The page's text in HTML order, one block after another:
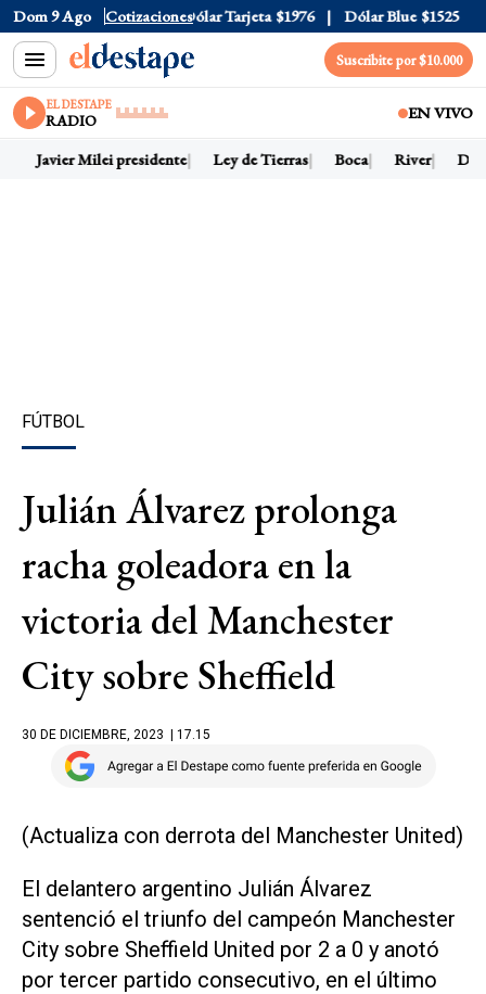
Dom 9 Ago Cotizaciones
Oficial $1520 Dólar Tarjeta $1976 Dólar Blue $1525
Suscribite por $10.000
EL DESTAPE
RADIO EN VIVO
Javier Milei presidente Ley de Tierras Boca River Dólar
FÚTBOL
Julián Álvarez prolonga
racha goleadora en la
victoria del Manchester
City sobre Sheffield
30 DE DICIEMBRE, 2023 | 17.15
(Actualiza con derrota del Manchester United)
El delantero argentino Julián Álvarez
sentenció el triunfo del campeón Manchester
City sobre Sheffield United por 2 a 0 y anotó
por tercer partido consecutivo, en el último